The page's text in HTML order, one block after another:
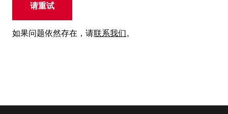
请重试
如果问题依然存在，请联系我们。